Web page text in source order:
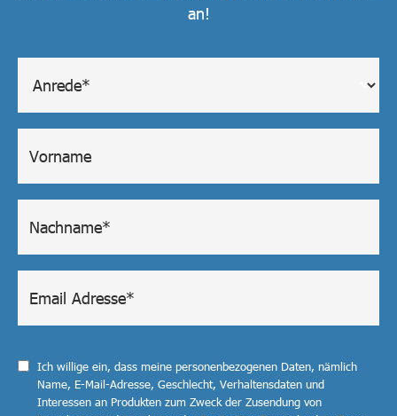
an!
Ich willige ein, dass meine personenbezogenen Daten, nämlich
Name, E-Mail-Adresse, Geschlecht, Verhaltensdaten und
Interessen an Produkten zum Zweck der Zusendung von